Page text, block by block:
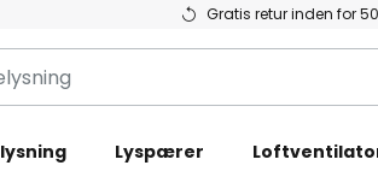
Gratis retur inden for
Lyspærer